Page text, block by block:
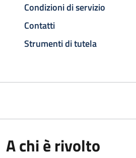
Condizioni di servizio
Contatti
Strumenti di tutela
A chi è rivolto